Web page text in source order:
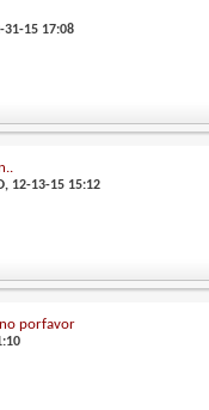
31-15 17:08
, 12-13-15 15:12
porfavor